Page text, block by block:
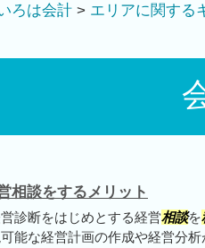
ろは会計 > エリアに関する
相談をするメリット
診断をはじめとする経営相談を
能な経営計画の作成や経営分